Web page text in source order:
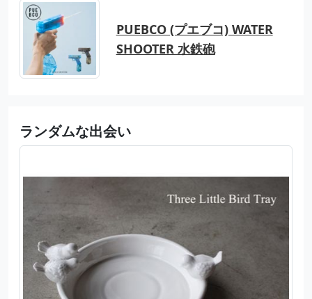
PUEBCO (プエブコ) WATER
SHOOTER 水鉄砲
ランダムな出会い